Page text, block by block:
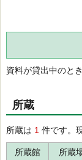
資料が貸出中のと
所蔵
所蔵は 1 件です。
所蔵館 所蔵